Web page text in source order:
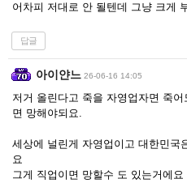
어차피 저대로 안 될텐데 그냥 크게
답글
아이얀느 26-06-16 14:05
저거 올린다고 죽을 자영업자면 죽
면 망해야되요.
세상에 널린게 자영업이고 대한민국
요
그게 직업이면 망할수 도 있는거에